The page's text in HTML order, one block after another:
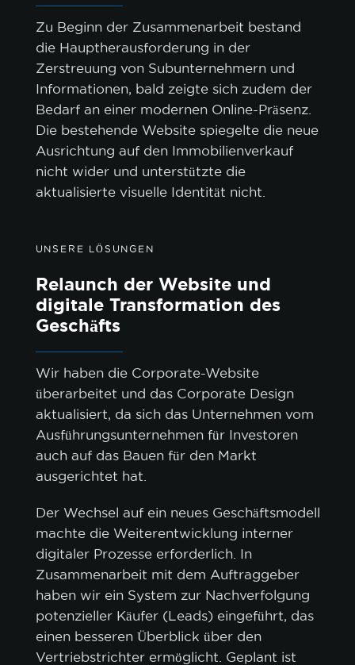
Zu Beginn der Zusammenarbeit bestand
die Hauptherausforderung in der
Zerstreuung von Subunternehmern und
Informationen, bald zeigte sich zudem der
Bedarf an einer modernen Online-Präsenz.
Die bestehende Website spiegelte die neue
Ausrichtung auf den Immobilienverkauf
nicht wider und unterstützte die
aktualisierte visuelle Identität nicht.
UNSERE LÖSUNGEN
Relaunch der Website und
digitale Transformation des
Geschäfts
Wir haben die Corporate-Website
überarbeitet und das Corporate Design
aktualisiert, da sich das Unternehmen vom
Ausführungsunternehmen für Investoren
auch auf das Bauen für den Markt
ausgerichtet hat.
Der Wechsel auf ein neues Geschäftsmodell
machte die Weiterentwicklung interner
digitaler Prozesse erforderlich. In
Zusammenarbeit mit dem Auftraggeber
haben wir ein System zur Nachverfolgung
potenzieller Käufer (Leads) eingeführt, das
einen besseren Überblick über den
Vertriebstrichter ermöglicht. Geplant ist